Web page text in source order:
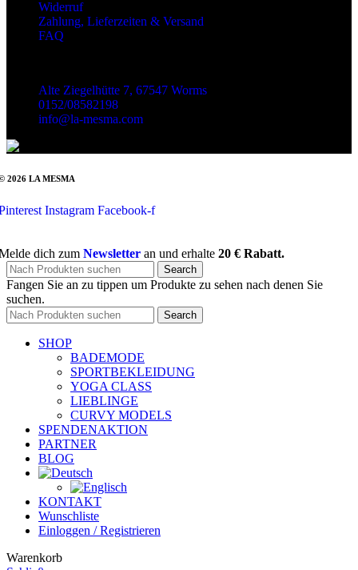
Widerruf
Zahlung, Lieferzeiten & Versand
FAQ
Alte Ziegelhütte 7, 67547 Worms
0152/08582198
info@la-mesma.com
2026 LA MESMA
Instagram Facebook-f
dich zum Newsletter an und erhalte 20 € Rabatt.
Search
Fangen Sie an zu tippen um Produkte zu sehen nach denen Sie
suchen.
Search
SHOP
BADEMODE
SPORTBEKLEIDUNG
YOGA CLASS
LIEBLINGE
CURVY MODELS
SPENDENAKTION
PARTNER
BLOG
KONTAKT
Wunschliste
Einloggen / Registrieren
Warenkorb